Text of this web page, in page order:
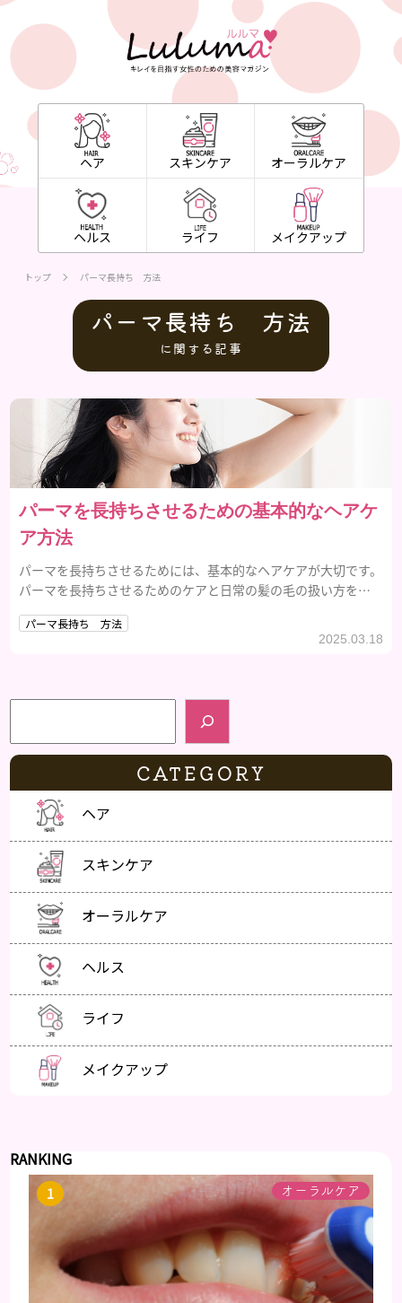
ヘア スキンケア オーラルケア
ヘルス ライフ メイクアップ
トップ パーマ長持ち 方法
パーマ長持ち 方法
に関する記事
パーマを長持ちさせるための基本的なヘアケ
ア方法
パーマを長持ちさせるためには、基本的なヘアケアが大切です。
パーマを長持ちさせるためのケアと日常の髪の毛の扱い方をご
パーマ長持ち 方法
2025.03.18
検索
CATEGORY
ヘア
スキンケア
オーラルケア
ヘルス
ライフ
メイクアップ
RANKING
オーラルケア